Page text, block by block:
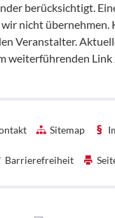
berücksichtigt.
nicht übernehmen.
Veranstalter.
weiterführenden Link
Sitemap
Barrierefreiheit